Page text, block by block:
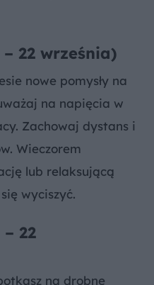
22 września)
nowe pomysły na
na napięcia w
Zachowaj dystans i
Wieczorem
lub relaksującą
wyciszyć.
22
na drobne